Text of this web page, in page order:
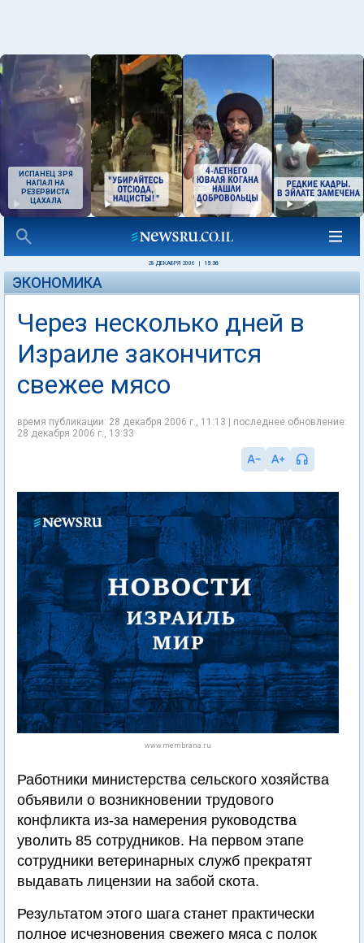
ИСПАНЕЦ ЗРЯ
НАПАЛ НА
РЕЗЕРВИСТА
ЦАХАЛА
28 ДЕКАБРЯ 2006 15:36
ЭКОНОМИКА
Через несколько дней в
Израиле закончится
свежее мясо
время публикации: 28 декабря 2006 г., 11:13 | последнее обновление:
28 декабря 2006 г., 13:33
www.membrana.ru
Работники министерства сельского хозяйства
объявили о возникновении трудового
конфликта из-за намерения руководства
уволить 85 сотрудников. На первом этапе
сотрудники ветеринарных служб прекратят
выдавать лицензии на забой скота.
Результатом этого шага станет практически
полное исчезновения свежего мяса с полок